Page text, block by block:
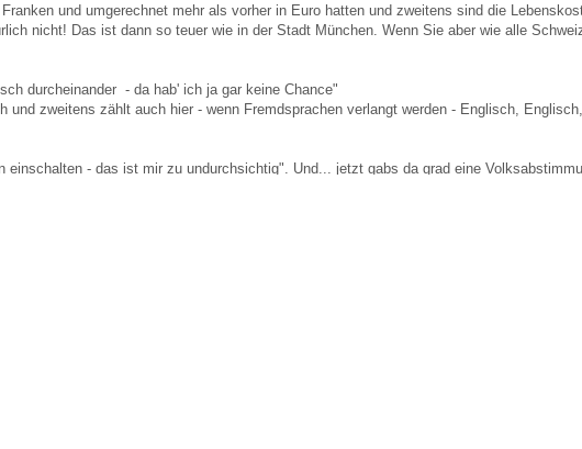
und umgerechnet mehr als vorher in Euro hatten und zweitens sind die
nicht! Das ist dann so teuer wie in der Stadt München. Wenn Sie aber wie alle
durcheinander - da hab' ich ja gar keine Chance"
zweitens zählt auch hier - wenn Fremdsprachen verlangt werden - Englisch,
einschalten - das ist mir zu undurchsichtig". Und... jetzt gabs da grad eine